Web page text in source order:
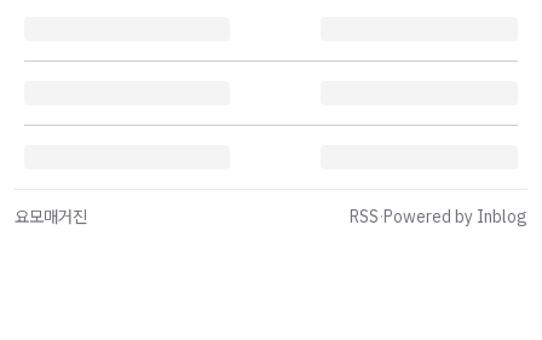
요모매거진 RSS·Powered by Inblog